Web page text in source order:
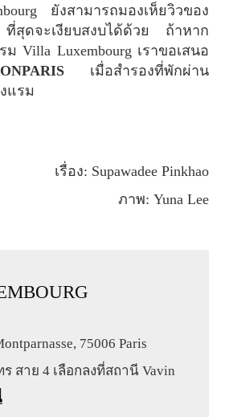
ยังสามารถมองเห็ยวิวของ
ที่สุดจะเงียบสงบได้ด้วย ถ้าหาก
Villa Luxembourg เราขอเสนอ
เมื่อสำรองที่พักผ่าน
แรม
เรื่อง: Supawadee Pinkhao
ภาพ: Yuna Lee
75006 Paris
ร สาย 4 เลือกลงที่สถานี Vavin